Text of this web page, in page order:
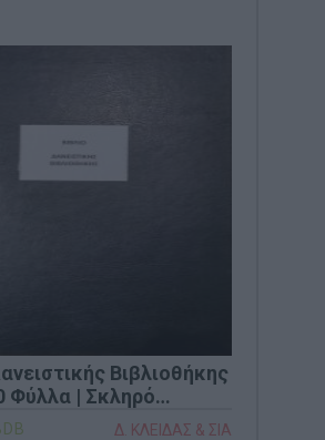
Βιβλιοθήκης
Φύλλα | Σκληρό
(21x29cm)Δ. ΚΛΕΙΔΑΣ & ΣΙΑ